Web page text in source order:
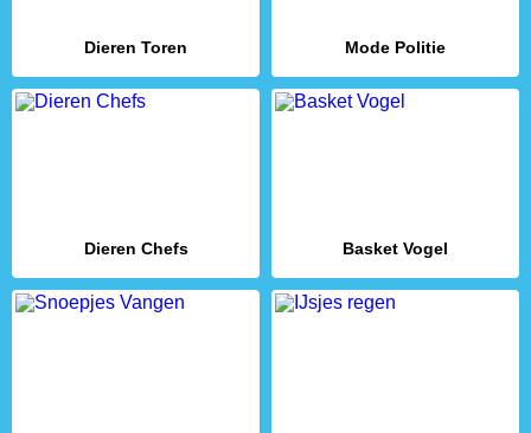
Dieren Toren Mode Politie
Dieren Chefs Basket Vogel